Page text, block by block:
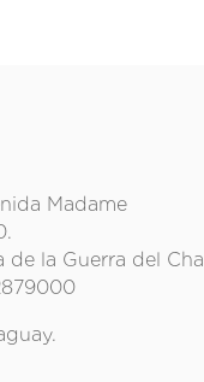
Madame
de la Guerra del